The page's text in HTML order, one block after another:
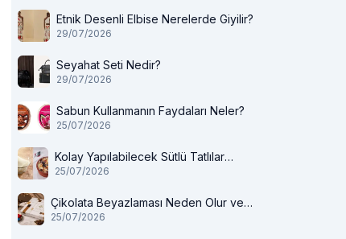
Etnik Desenli Elbise Nerelerde Giyilir?
29/07/2026
Seyahat Seti Nedir?
29/07/2026
Sabun Kullanmanın Faydaları Neler?
25/07/2026
Kolay Yapılabilecek Sütlü Tatlılar
Nelerdir?
25/07/2026
Çikolata Beyazlaması Neden Olur ve
Tüketilir mi?
25/07/2026